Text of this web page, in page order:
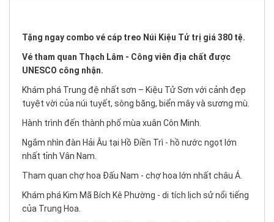
Tặng ngay combo vé cáp treo Núi Kiệu Tử trị giá 380 tệ.
Vé tham quan Thạch Lâm - Công viên địa chất được
UNESCO công nhận.
Khám phá Trung đệ nhất sơn – Kiệu Tử Sơn với cảnh đẹp
tuyệt vời của núi tuyết, sông băng, biển mây và sương mù.
Hành trình đến thành phố mùa xuân Côn Minh.
Ngắm nhìn đàn Hải Âu tại Hồ Điền Trì - hồ nước ngọt lớn
nhất tỉnh Vân Nam.
Tham quan chợ hoa Đấu Nam - chợ hoa lớn nhất châu Á.
Khám phá Kim Mã Bích Kê Phường - di tích lịch sử nổi tiếng
của Trung Hoa.